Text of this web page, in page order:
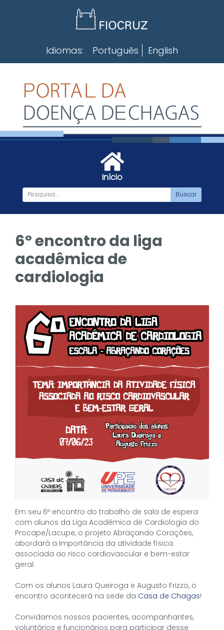
Idiomas: Português English
Início
6º encontro da liga
acadêmica de
cardiologia
Em seu 6º encontro do trabalho de sala de espera
com alunos da Liga Acadêmica de Cardiologia do
Procape/Lacupe, o projeto Abraçando Corações,
abordará a Importância da atividade física
associada ao risco cardiovascular e bem-estar
geral.
Com os alunos Laura Queiroga e Augusto Frizzo, o
encontro acontecerá na sede da Casa de Chagas!
Convidamos nossos pacientes, acompanhantes,
voluntários e funcionários para participar desse